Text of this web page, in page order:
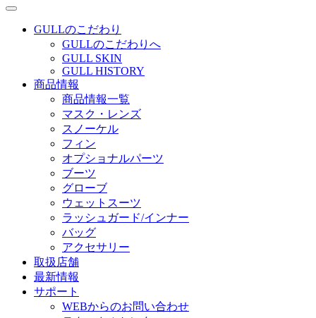
GULLのこだわり
GULLのこだわりへ
GULL SKIN
GULL HISTORY
商品情報
商品情報一覧
マスク・レンズ
スノーケル
フィン
オプショナルパーツ
ブーツ
グローブ
ウェットスーツ
ラッシュガード/インナー
バッグ
アクセサリー
取扱店舗
最新情報
サポート
WEBからのお問い合わせ